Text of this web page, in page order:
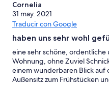
Cornelia
31 may. 2021
Traducir con Google
haben uns sehr wohl
eine sehr schöne,
Wohnung, ohne Zuviel
einem wunderbaren Blick auf
Außensitz zum Frühstücken